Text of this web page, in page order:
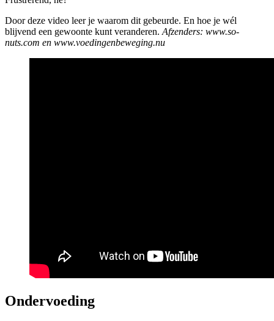
Door deze video leer je waarom dit gebeurde. En hoe je wél
blijvend een gewoonte kunt veranderen. Afzenders: www.so-
nuts.com en www.voedingenbeweging.nu
Ondervoeding